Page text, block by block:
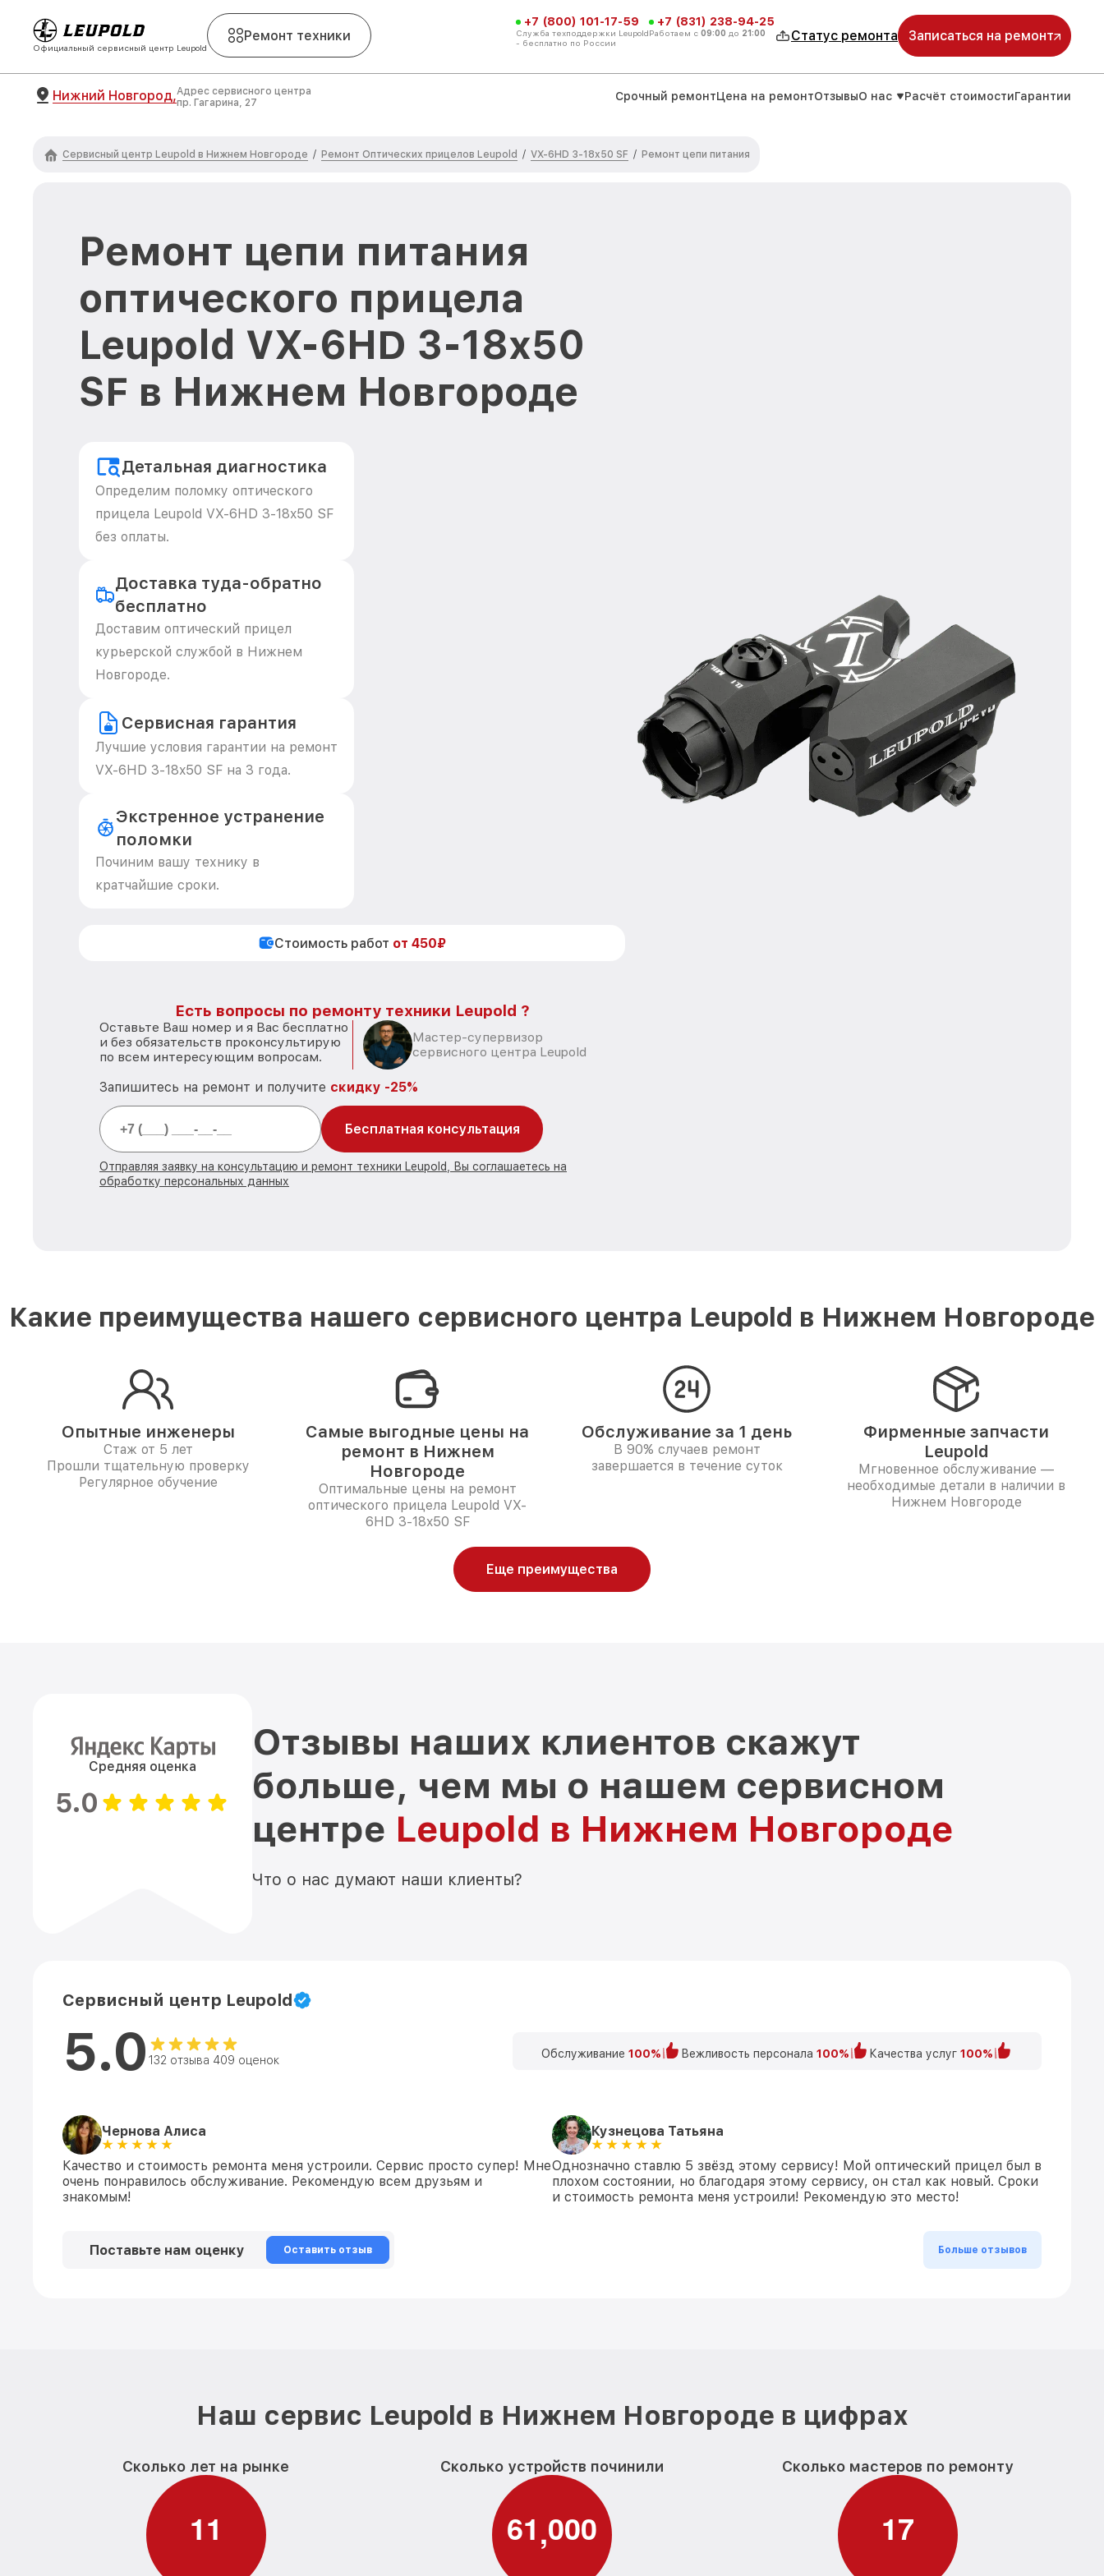
Официальный сервисный центр Leupold
Ремонт техники
+7 (800) 101-17-59
Служба техподдержки Leupold
- бесплатно по России
+7 (831) 238-94-25
Работаем с 09:00 до 21:00 Статус ремонта Записаться на ремонт
Нижний Новгород,Адрес сервисного центра
пр. Гагарина, 27
Срочный ремонтЦена на ремонтОтзывыО нас Расчёт стоимостиГарантии
Сервисный центр Leupold в Нижнем Новгороде / Ремонт Оптических прицелов Leupold / VX-6HD 3-18x50 SF / Ремонт цепи питания
Ремонт цепи питания
оптического прицела
Leupold VX-6HD 3-18x50
SF в Нижнем Новгороде
Детальная диагностика
Определим поломку оптического
прицела Leupold VX-6HD 3-18x50 SF
без оплаты.
Доставка туда-обратно
бесплатно
Доставим оптический прицел
курьерской службой в Нижнем
Новгороде.
Сервисная гарантия
Лучшие условия гарантии на ремонт
VX-6HD 3-18x50 SF на 3 года.
Экстренное устранение
поломки
Починим вашу технику в
кратчайшие сроки.
Стоимость работ от 450₽
Есть вопросы по ремонту техники Leupold ?
Оставьте Ваш номер и я Вас бесплатно
и без обязательств проконсультирую
по всем интересующим вопросам.
Мастер-супервизор
сервисного центра Leupold
Запишитесь на ремонт и получите скидку -25%
Бесплатная консультация
Отправляя заявку на консультацию и ремонт техники Leupold, Вы соглашаетесь на
обработку персональных данных
Какие преимущества нашего сервисного центра Leupold в Нижнем Новгороде
Опытные инженеры
Стаж от 5 лет
Прошли тщательную проверку
Регулярное обучение
Самые выгодные цены на
ремонт в Нижнем
Новгороде
Оптимальные цены на ремонт
оптического прицела Leupold VX-
6HD 3-18x50 SF
Обслуживание за 1 день
В 90% случаев ремонт
завершается в течение суток
Фирменные запчасти
Leupold
Мгновенное обслуживание —
необходимые детали в наличии в
Нижнем Новгороде
Еще преимущества
Средняя оценка
5.0
Отзывы наших клиентов скажут
больше, чем мы о нашем сервисном
центре Leupold в Нижнем Новгороде
Что о нас думают наши клиенты?
Сервисный центр Leupold
5.0 132 отзыва 409 оценок Обслуживание 100% Вежливость персонала 100% Качества услуг 100%
Чернова Алиса
Качество и стоимость ремонта меня устроили. Сервис просто супер! Мне
очень понравилось обслуживание. Рекомендую всем друзьям и
знакомым!
Кузнецова Татьяна
Однозначно ставлю 5 звёзд этому сервису! Мой оптический прицел был в
плохом состоянии, но благодаря этому сервису, он стал как новый. Сроки
и стоимость ремонта меня устроили! Рекомендую это место!
Поставьте нам оценку Оставить отзыв Больше отзывов
Наш сервис Leupold в Нижнем Новгороде в цифрах
Сколько лет на рынке
11
Сколько устройств починили
61,000
Сколько мастеров по ремонту
17